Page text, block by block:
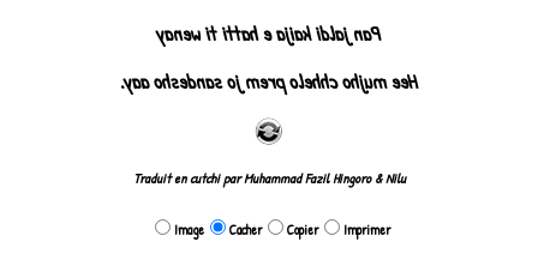
Pan jaldi kaija e hatti ti wenay
Hee mujho chhelo prem jo sandesho aay.
Traduit en cutchi par Muhammad Fazil Hingoro & Nilu
Image Cacher Copier Imprimer